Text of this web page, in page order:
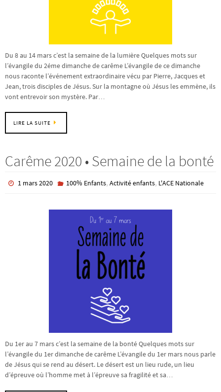
Du 8 au 14 mars c’est la semaine de la lumière Quelques mots sur
l’évangile du 2éme dimanche de carême L’évangile de ce dimanche
nous raconte l’événement extraordinaire vécu par Pierre, Jacques et
Jean, trois disciples de Jésus. Sur la montagne où Jésus les emmène, ils
vont entrevoir son mystère. Par…
LIRE LA SUITE
Carême 2020 • Semaine de la bonté
1 mars 2020 100% Enfants, Activité enfants, L'ACE Nationale
Du 1er au 7 mars c’est la semaine de la bonté Quelques mots sur
l’évangile du 1er dimanche de carême L’évangile du 1er mars nous parle
de Jésus qui se rend au désert. Le désert est un lieu rude, un lieu
d’épreuve où l’homme met à l’épreuve sa fragilité et sa…